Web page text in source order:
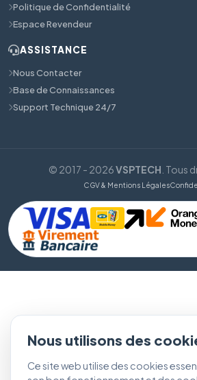
Politique de Confidentialité
Espace Revendeur
ASSISTANCE
Nous Contacter
Base de Connaissances
Support Technique 24/7
© 2017 - 2026VSPTECH . Tous
CGV & Mentions Légales
Nous utilisons des
Ce site web utilise des cookies